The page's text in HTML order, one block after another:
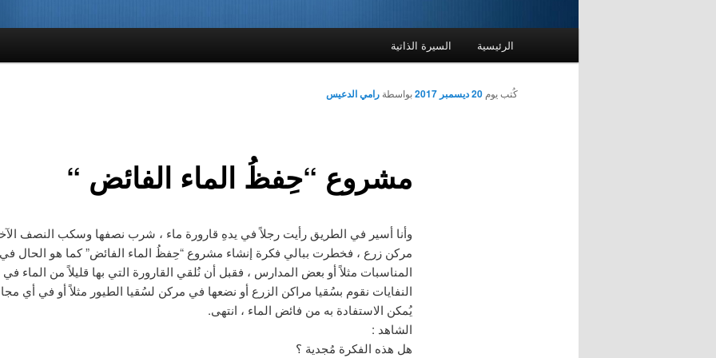
الرئيسية السيرة الذاتية
مشروع “حِفظُ الماء الفائض “
كُتب يوم 20 ديسمبر 2017 بواسطة رامي الدعيس
وأنا أسير في الطريق رأيت رجلاً في يدهِ قارورة ماء ، شرب نصفها وسكب النصف
مركن زرع ، فخطرت ببالي فكرة إنشاء مشروع “حِفظُ الماء الفائض” كما هو الحال
المناسبات مثلاً أو بعض المدارس ، فقبل أن نُلقي القارورة التي بها قليلاً من الماء
النفايات نقوم بسُقيا مراكن الزرع أو نضعها في مركن لسُقيا الطيور مثلاً أو في أي
يُمكن الاستفادة به من فائض الماء ، انتهى.
الشاهد :
هل هذه الفكرة مُجدية ؟